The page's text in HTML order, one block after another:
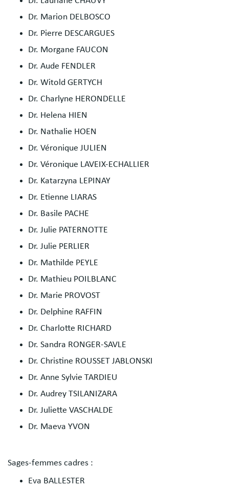
Dr. Marion DELBOSCO
Dr. Pierre DESCARGUES
Dr. Morgane FAUCON
Dr. Aude FENDLER
Dr. Witold GERTYCH
Dr. Charlyne HERONDELLE
Dr. Helena HIEN
Dr. Nathalie HOEN
Dr. Véronique JULIEN
Dr. Véronique LAVEIX-ECHALLIER
Dr. Katarzyna LEPINAY
Dr. Etienne LIARAS
Dr. Basile PACHE
Dr. Julie PATERNOTTE
Dr. Julie PERLIER
Dr. Mathilde PEYLE
Dr. Mathieu POILBLANC
Dr. Marie PROVOST
Dr. Delphine RAFFIN
Dr. Charlotte RICHARD
Dr. Sandra RONGER-SAVLE
Dr. Christine ROUSSET JABLONSKI
Dr. Anne Sylvie TARDIEU
Dr. Audrey TSILANIZARA
Dr. Juliette VASCHALDE
Dr. Maeva YVON
Sages-femmes cadres :
Eva BALLESTER